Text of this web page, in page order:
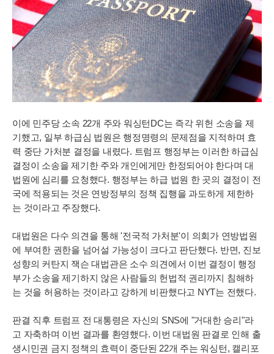
이에 민주당 소속 22개 주와 워싱턴DC는 즉각 위헌 소송을 제
기했고, 일부 하급심 법원은 행정명령의 문제점을 지적하며 효
력 중단 가처분 결정을 내렸다. 트럼프 행정부는 이러한 하급심
결정이 소송을 제기한 주와 개인에게만 한정되어야 한다며 대
법원에 심리를 요청했다. 행정부는 하급 법원 한 곳의 결정이 전
국에 적용되는 것은 연방정부의 정책 집행을 과도하게 제한하
는 것이라고 주장했다.
대법원은 다수 의견을 통해 '전국적 가처분'이 의회가 연방법원
에 부여한 권한을 넘어설 가능성이 크다고 판단했다. 반면, 진보
성향의 커탄지 잭슨 대법관은 소수 의견에서 이번 결정이 행정
부가 소송을 제기하지 않은 사람들의 헌법적 권리까지 침해하
는 것을 허용하는 것이라고 강하게 비판했다고 NYT는 전했다.
판결 직후 트럼프 전 대통령은 자신의 SNS에 "거대한 승리"라
고 자축하며 이번 결과를 환영했다. 이번 대법원 판결로 인해 출
생시민권 금지 정책의 효력이 중단된 22개 주는 워싱턴, 캘리포